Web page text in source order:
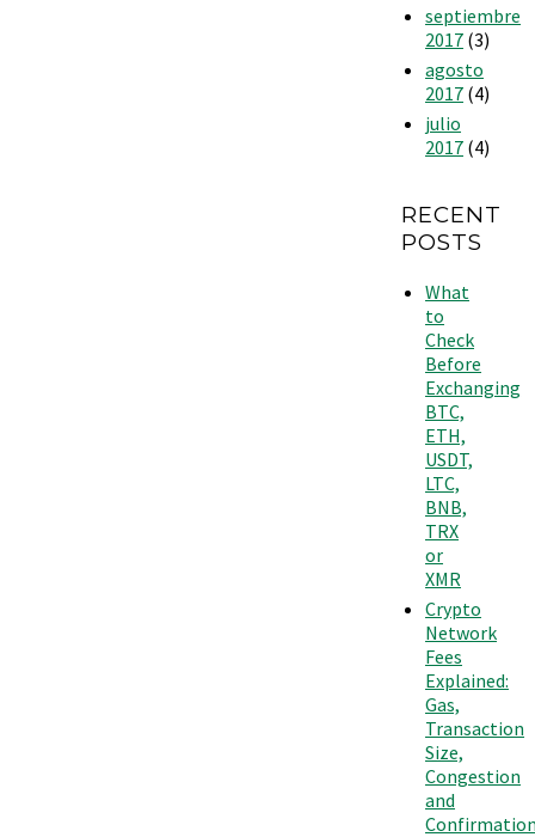
septiembre
2017 (3)
agosto
2017 (4)
julio
2017 (4)
RECENT
POSTS
What
to
Check
Before
Exchanging
BTC,
ETH,
USDT,
LTC,
BNB,
TRX
or
XMR
Crypto
Network
Fees
Explained:
Gas,
Transaction
Size,
Congestion
and